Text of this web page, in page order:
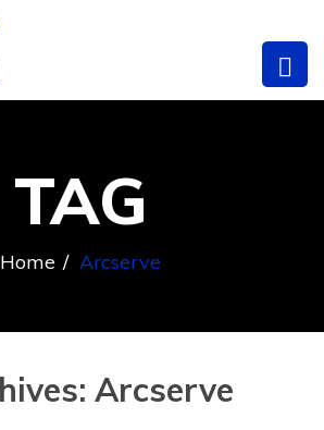
TAG
Home Arcserve
Arcserve